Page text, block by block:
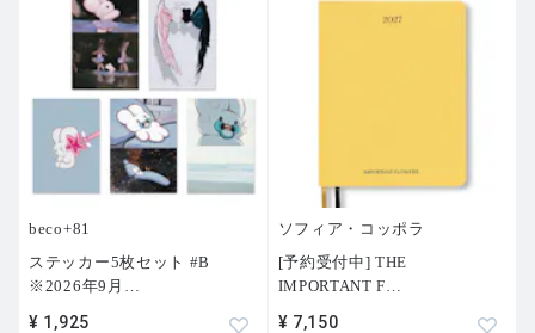
beco+81
ステッカー5枚セット #B
※2026年9月 …
¥ 1,925
ソフィア・コッポラ
[予約受付中] THE
IMPORTANT F…
¥ 7,150